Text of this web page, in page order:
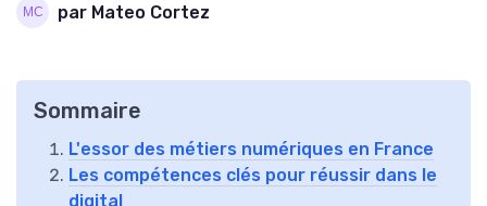
par Mateo Cortez
Sommaire
L'essor des métiers numériques en France
Les compétences clés pour réussir dans le
digital